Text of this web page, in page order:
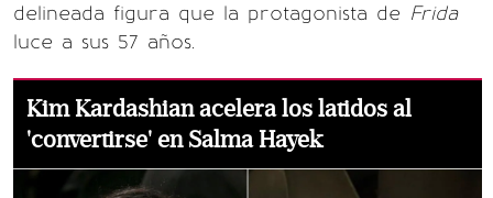
delineada figura que la protagonista de Frida
luce a sus 57 años.
Kim Kardashian acelera los latidos al
'convertirse' en Salma Hayek